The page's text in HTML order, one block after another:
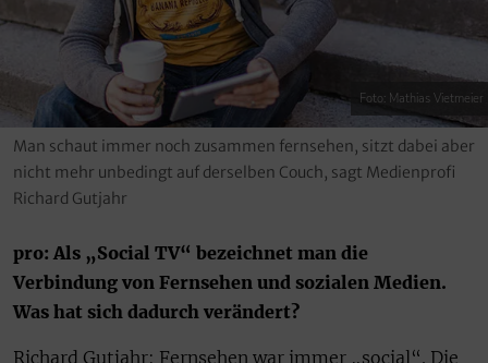
Foto: Mathias Vietmeier
Man schaut immer noch zusammen fernsehen, sitzt dabei aber
nicht mehr unbedingt auf derselben Couch, sagt Medienprofi
Richard Gutjahr
pro: Als „Social TV“ bezeichnet man die
Verbindung von Fernsehen und sozialen Medien.
Was hat sich dadurch verändert?
Richard Gutjahr: Fernsehen war immer „social“. Die